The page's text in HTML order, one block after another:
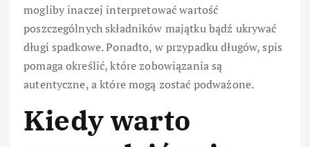
mogliby inaczej interpretować wartość
poszczególnych składników majątku bądź ukrywać
długi spadkowe. Ponadto, w przypadku długów, spis
pomaga określić, które zobowiązania są
autentyczne, a które mogą zostać podważone.
Kiedy warto